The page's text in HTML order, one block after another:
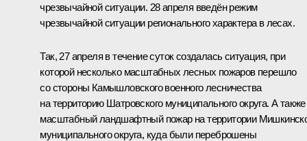
чрезвычайной ситуации. 28 апреля введён режим
чрезвычайной ситуации регионального характера в лесах.
Так, 27 апреля в течение суток создалась ситуация, при
которой несколько масштабных лесных пожаров перешло
со стороны Камышловского военного лесничества
на территорию Шатровского муниципального округа. А также
масштабный ландшафтный пожар на территории
муниципального округа, куда были переброшены